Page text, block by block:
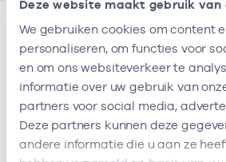
Deze website maakt gebruik van
We gebruiken cookies om content
personaliseren, om functies voor
en om ons websiteverkeer te
informatie over uw gebruik van
partners voor social media,
Deze partners kunnen deze
andere informatie die u aan ze
Relaties
Ik ben werkzaam bij de
Naam Zorgaanbod
Vestiging :locatie heeft het
zorgaanbod